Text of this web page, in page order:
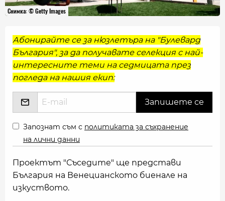
Снимка: © Getty Images
Абонирайте се за нюзлетъра на "Булевард
България", за да получавате селекция с най-
интересните теми на седмицата през
погледа на нашия екип:
Запознат съм с политиката за съхранение
на лични данни
Проектът "Съседите" ще представи
България на Венецианското биенале на
изкуството.